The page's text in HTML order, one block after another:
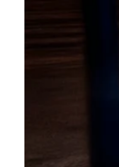
Væggelus
møbler,
det ikke
I Rømø
blandede
udhuse